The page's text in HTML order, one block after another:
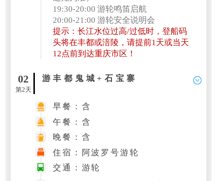
19:30-20:00 游轮鸣笛启航
20:00-21:00 游轮安全说明会
提示：长江水位过高/过低时，登船码
头将在丰都或涪陵，请提前1天或当天
12点前到达重庆市区！
02
第2天
游丰都鬼城+石宝寨
早餐：含
午餐：含
晚餐：含
住宿：阿波罗号游轮
交通：游轮